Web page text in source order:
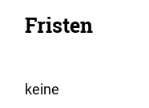
Fristen
keine